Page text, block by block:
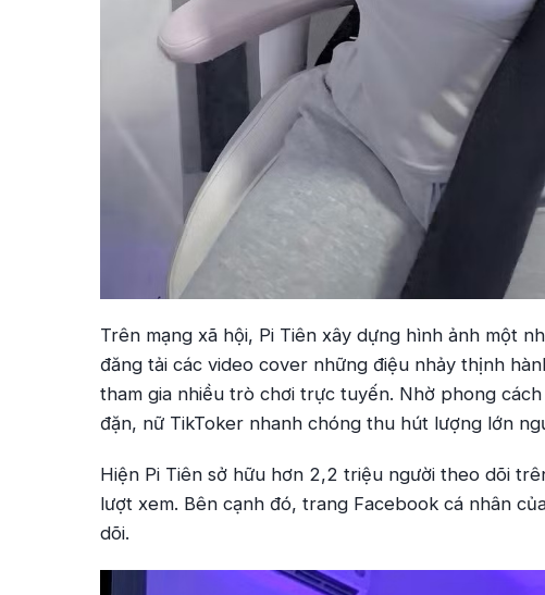
Trên mạng xã hội, Pi Tiên xây dựng hình ảnh một
đăng tải các video cover những điệu nhảy thịnh
tham gia nhiều trò chơi trực tuyến. Nhờ phong
đặn, nữ TikToker nhanh chóng thu hút lượng lớn
Hiện Pi Tiên sở hữu hơn 2,2 triệu người theo dõi
lượt xem. Bên cạnh đó, trang Facebook cá nhân
dõi.